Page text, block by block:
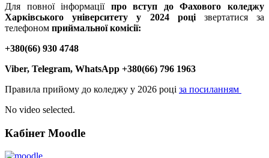
Для повної інформації про вступ до Фахового коледжу
Харківського університету у 2024 роцізвертатися за
телефоном приймальної комісії:
+380(66) 930 4748
Viber, Telegram, WhatsApp +380(66) 796 1963
Правила прийому до коледжу у 2026 році за посиланням
No video selected.
Кабінет Moodle